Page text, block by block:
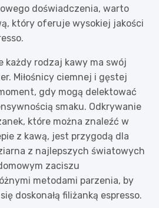
doświadczenia, warto
który oferuje wysokiej jakości
każdy rodzaj kawy ma swój
Miłośnicy ciemnej i gęstej
gdy mogą delektować
smaku. Odkrywanie
które można znaleźć w
z kawą, jest przygodą dla
z najlepszych światowych
zaciszu
metodami parzenia, by
doskonałą filiżanką espresso.